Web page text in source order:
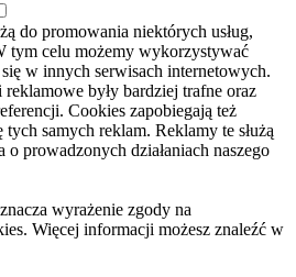
do promowania niektórych usług,
tym celu możemy wykorzystywać
w innych serwisach internetowych.
były bardziej trafne oraz
Cookies zapobiegają też
samych reklam. Reklamy te służą
prowadzonych działaniach naszego
wyrażenie zgody na
Więcej informacji możesz znaleźć w